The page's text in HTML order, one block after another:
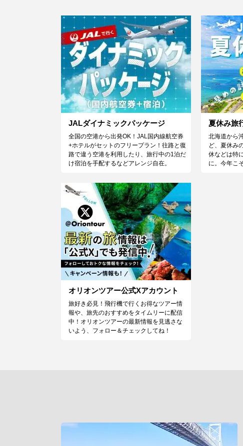
JALダイナミックパッケージ
全国の空港から出発OK！JAL国内線航空券
+ホテルがセットのフリープラン！往路と復
路で違う空港を利用したり、旅行中の1泊だ
け宿泊を手配するなどアレンジ自在。
夏休み旅
北海道から
ど、夏休み
休などは特
に。今年こ
オリオンツアー公式Xアカウント
旅好き必見！飛行機で行くお得なツアー情
報や、旅先のおすすめをタイムリーに配信
中！オリオンツアーの最新情報を見逃さな
いよう、フォロー＆チェックしてね！